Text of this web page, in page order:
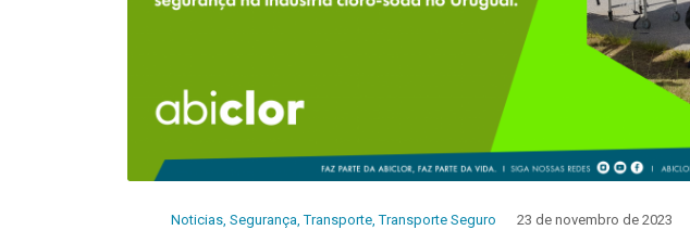
Noticias Segurança ,Transporte ,Transporte Seguro 23 de novembro de 2023